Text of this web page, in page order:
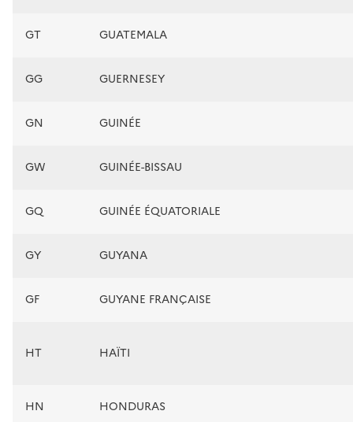
GT GUATEMALA
GG GUERNESEY
GN GUINÉE
GW GUINÉE-BISSAU
GQ GUINÉE ÉQUATORIALE
GY GUYANA
GF GUYANE FRANÇAISE
HT HAÏTI
HN HONDURAS